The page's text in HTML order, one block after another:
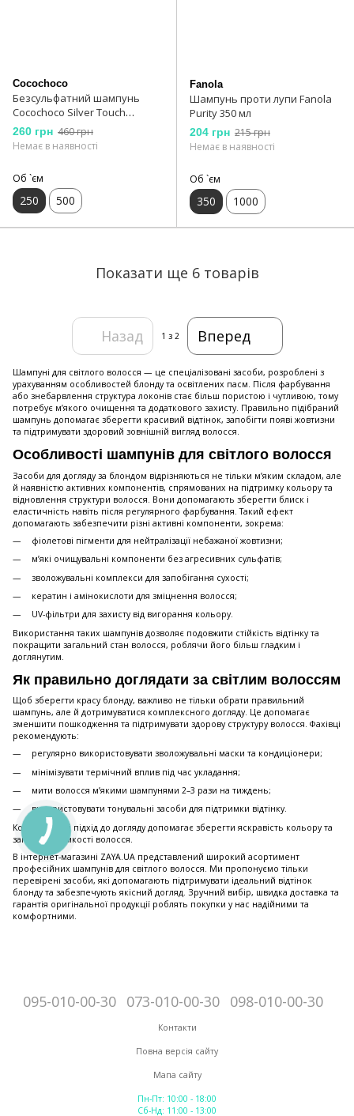
Cocochoco
Безсульфатний шампунь
Cocochoco Silver Touch
Shampoo 250 мл
260 грн 460 грн
Немає в наявності
Об `єм
250 500
Fanola
Шампунь проти лупи Fanola
Purity 350 мл
204 грн 215 грн
Немає в наявності
Об `єм
350 1000
Показати ще 6 товарів
Назад 1 з 2 Вперед
Шампуні для світлого волосся — це спеціалізовані засоби, розроблені з
урахуванням особливостей блонду та освітлених пасм. Після фарбування
або знебарвлення структура локонів стає більш пористою і чутливою, тому
потребує м’якого очищення та додаткового захисту. Правильно підібраний
шампунь допомагає зберегти красивий відтінок, запобігти появі жовтизни
та підтримувати здоровий зовнішній вигляд волосся.
Особливості шампунів для світлого волосся
Засоби для догляду за блондом відрізняються не тільки м’яким складом, але
й наявністю активних компонентів, спрямованих на підтримку кольору та
відновлення структури волосся. Вони допомагають зберегти блиск і
еластичність навіть після регулярного фарбування. Такий ефект
допомагають забезпечити різні активні компоненти, зокрема:
фіолетові пігменти для нейтралізації небажаної жовтизни;
м’які очищувальні компоненти без агресивних сульфатів;
зволожувальні комплекси для запобігання сухості;
кератин і амінокислоти для зміцнення волосся;
UV-фільтри для захисту від вигорання кольору.
Використання таких шампунів дозволяє подовжити стійкість відтінку та
покращити загальний стан волосся, роблячи його більш гладким і
доглянутим.
Як правильно доглядати за світлим волоссям
Щоб зберегти красу блонду, важливо не тільки обрати правильний
шампунь, але й дотримуватися комплексного догляду. Це допомагає
зменшити пошкодження та підтримувати здорову структуру волосся. Фахівці
рекомендують:
регулярно використовувати зволожувальні маски та кондиціонери;
мінімізувати термічний вплив під час укладання;
мити волосся м’якими шампунями 2–3 рази на тиждень;
використовувати тонувальні засоби для підтримки відтінку.
Комплексний підхід до догляду допомагає зберегти яскравість кольору та
запобігти ламкості волосся.
В інтернет-магазині ZAYA.UA представлений широкий асортимент
професійних шампунів для світлого волосся. Ми пропонуємо тільки
перевірені засоби, які допомагають підтримувати ідеальний відтінок
блонду та забезпечують якісний догляд. Зручний вибір, швидка доставка та
гарантія оригінальної продукції роблять покупки у нас надійними та
комфортними.
095-010-00-30 073-010-00-30 098-010-00-30
Контакти
Повна версія сайту
Мапа сайту
Пн-Пт: 10:00 - 18:00
Сб-Нд: 11:00 - 13:00